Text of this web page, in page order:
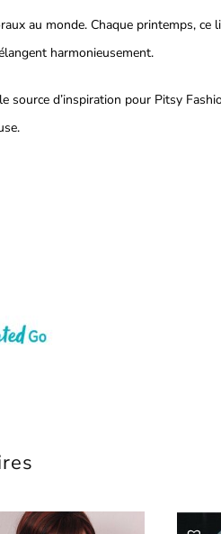
au monde. Chaque printemps, ce
harmonieusement.
d’inspiration pour Pitsy